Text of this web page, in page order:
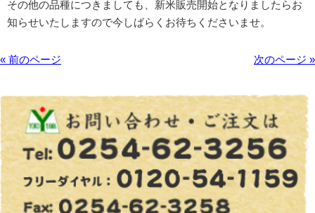
その他の品種につきましても、新米販売開始となりましたらお
知らせいたしますので今しばらくお待ちくださいませ。
« 前のページ 次のページ »